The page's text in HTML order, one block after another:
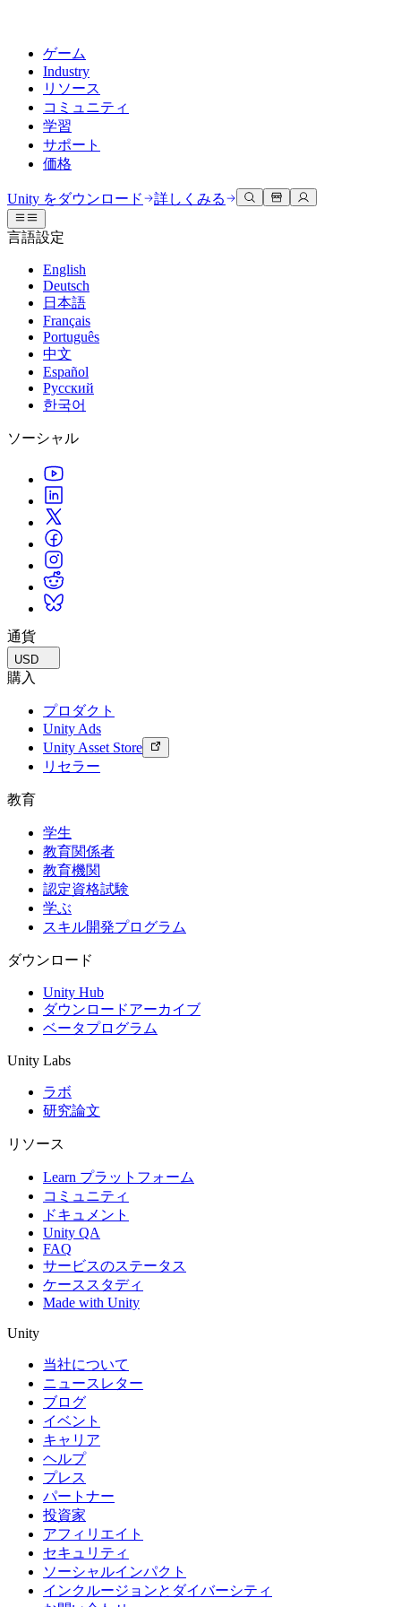
ゲーム
Industry
リソース
コミュニティ
学習
サポート
価格
Unityエンジン
任意のプラットフォーム向けに2Dおよび3Dゲームを構築
共同作業
チームでの共同作業と迅速なイテレーション
Unity をダウンロード
プランと価格
デプロイ
Unity がサポートする 25 以上のプラットフォームを見る
LiveOps
ローンチ後のインサイトとライブゲームオペレーション
成長
詳しく見る
発見され、モバイルユーザーを獲得する
ストアとD2C全体でIAPを管理
収益化
Unity で宣伝
Unity で収益化
活用事例
モバイルゲーム
Unity でモバイル向けヒット作を制作して成長させる
インディーゲーム
少人数のチームで大規模なゲームを開発する
XR ゲーム
XR ゲームを複数プラットフォーム向けにローンチする
マルチプレイヤーゲーム
マルチプレイヤーゲーム制作を簡素化
3Dコラボレーション
リアルタイムで3Dプロジェクトを構築およびレビューする
没入型トレーニング
没入型環境でのトレーニング
顧客体験
インタラクティブな3D体験を作成する
業界
運用の卓越性を達成する
小売
店内体験をオンライン体験に変換する
自動車
イノベーションと車内体験を促進する
すべての業界を見る
ドキュメント
公式ユーザーマニュアルとAPIリファレンス
開発者ツール
リリースバージョンと問題追跡
ロードマップ
今後の機能をレビューする
技術用語のライブラリ
ケーススタディ
実際の成功事例
ベストプラクティスガイド
専門家のヒントとコツ
デモ
デモ、サンプル、ビルディングブロック
すべてのリソース
新機能
ブログ
更新情報、情報、技術的ヒント
お知らせ
ニュース、ストーリー、プレスセンター
ディスカッション
議論、問題解決、つながる
イベント
グローバルおよびローカルイベント
コミュニティストーリー
Made with Unity
Unityクリエイターの紹介
ライブストリーム
Unity Awards
世界中のUnityクリエイターを祝う
Unity Learn
無料でUnityスキルをマスターする
プロフェッショナルトレーニング
Unityトレーナーでチームをレベルアップ
Unity初心者向け
スタートガイド
学習を開始しましょう
Unity は初めてですか？旅を始めましょう
ハウツーガイド
実用的なヒントとベストプラクティス
教育
学生向け
キャリアをスタートさせる
教育を大幅に強化
教育機関向けライセンス
認定教材
Unityのマスタリーを証明する
ヘルプを得る
Unityで成功するためのサポート
Success Plan
専門的なサポートで目標を早く達成する
FAQ
よくある質問への回答
お問い合わせ
Unity をダウンロード 詳しくみる
言語設定
English
Deutsch
日本語
Français
Português
中文
Español
Русский
한국어
ソーシャル
通貨
USD
購入
プロダクト
Unity Ads
Unity Asset Store
リセラー
教育
学生
教育関係者
教育機関
認定資格試験
学ぶ
スキル開発プログラム
ダウンロード
Unity Hub
ダウンロードアーカイブ
ベータプログラム
Unity Labs
ラボ
研究論文
リソース
Learn プラットフォーム
コミュニティ
ドキュメント
Unity QA
FAQ
サービスのステータス
ケーススタディ
Made with Unity
Unity
当社について
ニュースレター
ブログ
イベント
キャリア
ヘルプ
プレス
パートナー
投資家
アフィリエイト
セキュリティ
ソーシャルインパクト
インクルージョンとダイバーシティ